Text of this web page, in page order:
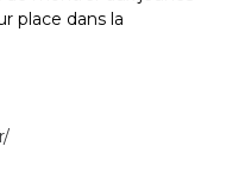
place dans la